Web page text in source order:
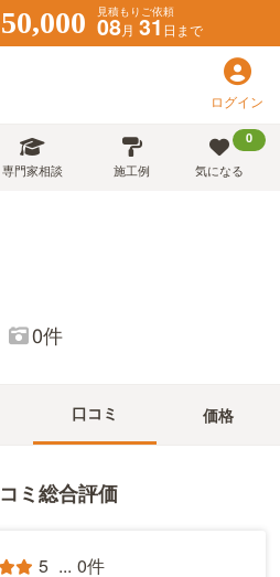
50,000 見積もりご依頼
08月 31日まで
ログイン
専門家相談 施工例
0
気になる
0件
口コミ 価格
ミ総合評価
5 ... 0件